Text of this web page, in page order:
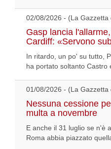
02/08/2026 - (La Gazzetta
Gasp lancia
Cardiff: «Servono
In ritardo, un po' su tutto,
ha portato soltanto Castro
01/08/2026 - (La Gazzetta
Nessuna cessione
multa a novembre
E anche il 31 luglio se n'è
Roma abbia piazzato